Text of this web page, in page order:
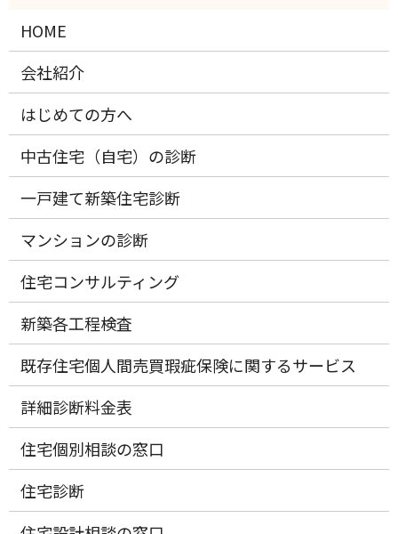
HOME
会社紹介
はじめての方へ
中古住宅（自宅）の診断
一戸建て新築住宅診断
マンションの診断
住宅コンサルティング
新築各工程検査
既存住宅個人間売買瑕疵保険に関するサービス
詳細診断料金表
住宅個別相談の窓口
住宅診断